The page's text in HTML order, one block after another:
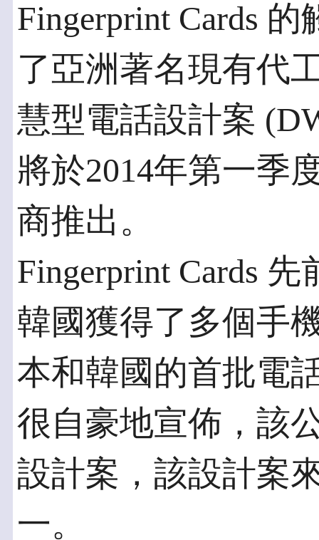
Fingerprint Cards
了亞洲著名現有代
慧型電話設計案
將於2014年第一季
商推出。
Fingerprint Cards
韓國獲得了多個手
本和韓國的首批電
很自豪地宣佈，該
設計案，該設計案
一。